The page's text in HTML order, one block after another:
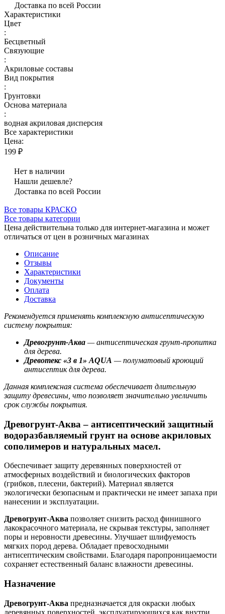
Доставка по всей России
Характеристики
Цвет
:
Бесцветный
Связующие
:
Акриловые составы
Вид покрытия
:
Грунтовки
Основа материала
:
водная акриловая дисперсия
Все характеристики
Цена:
199 ₽
Нет в наличии
Нашли дешевле?
Доставка по всей России
Все товары КРАСКО
Все товары категории
Цена действительна только для интернет-магазина и может
отличаться от цен в розничных магазинах
Описание
Отзывы
Характеристики
Документы
Оплата
Доставка
Рекомендуется применять комплексную антисептическую
систему покрытия:
Древогрунт-Аква — антисептическая грунт-пропитка
для дерева.
Древотекс «3 в 1» AQUA — полуматовый кроющий
антисептик для дерева.
Данная комплексная система обеспечивает длительную
защиту древесины, что позволяет значительно увеличить
срок службы покрытия.
Древогрунт-Аква – антисептический защитный
водоразбавляемый грунт на основе акриловых
сополимеров и натуральных масел.
Обеспечивает защиту деревянных поверхностей от
атмосферных воздействий и биологических факторов
(грибков, плесени, бактерий). Материал является
экологически безопасным и практически не имеет запаха при
нанесении и эксплуатации.
Древогрунт-Аква позволяет снизить расход финишного
лакокрасочного материала, не скрывая текстуры, заполняет
поры и неровности древесины. Улучшает шлифуемость
мягких пород дерева. Обладает превосходными
антисептическим свойствами. Благодаря паропроницаемости
сохраняет естественный баланс влажности древесины.
Назначение
Древогрунт-Аква предназначается для окраски любых
деревянных поверхностей, эксплуатирующихся как внутри,